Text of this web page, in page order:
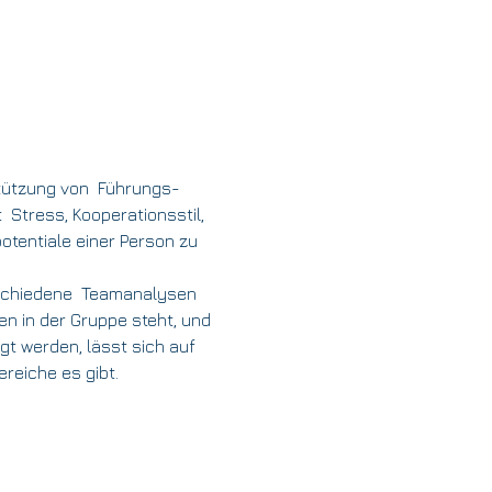
von  Führungs-
Stress, Kooperationsstil,
einer Person zu
Teamanalysen
in der Gruppe steht, und
werden, lässt sich auf
es gibt.